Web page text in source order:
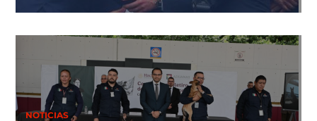
NOTICIAS